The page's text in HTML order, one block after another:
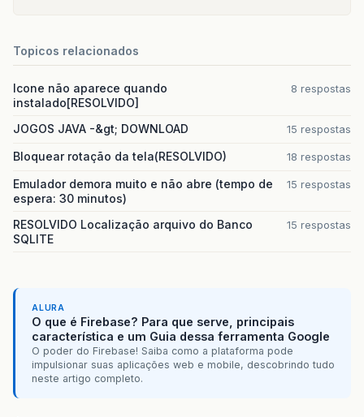
Topicos relacionados
Icone não aparece quando
instalado[RESOLVIDO]
8 respostas
JOGOS JAVA -&gt; DOWNLOAD 15 respostas
Bloquear rotação da tela(RESOLVIDO) 18 respostas
Emulador demora muito e não abre (tempo de
espera: 30 minutos)
15 respostas
RESOLVIDO Localização arquivo do Banco
SQLITE
15 respostas
ALURA
O que é Firebase? Para que serve, principais
característica e um Guia dessa ferramenta Google
O poder do Firebase! Saiba como a plataforma pode
impulsionar suas aplicações web e mobile, descobrindo tudo
neste artigo completo.